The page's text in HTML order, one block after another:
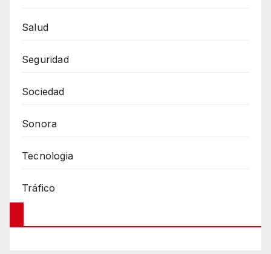
Salud
Seguridad
Sociedad
Sonora
Tecnologia
Tráfico